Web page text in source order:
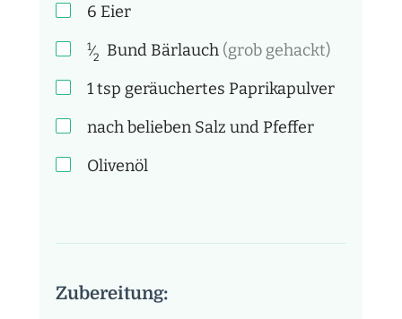
6 Eier
1⁄2 Bund Bärlauch (grob gehackt)
1tsp geräuchertes Paprikapulver
nach belieben Salz und Pfeffer
Olivenöl
Zubereitung: